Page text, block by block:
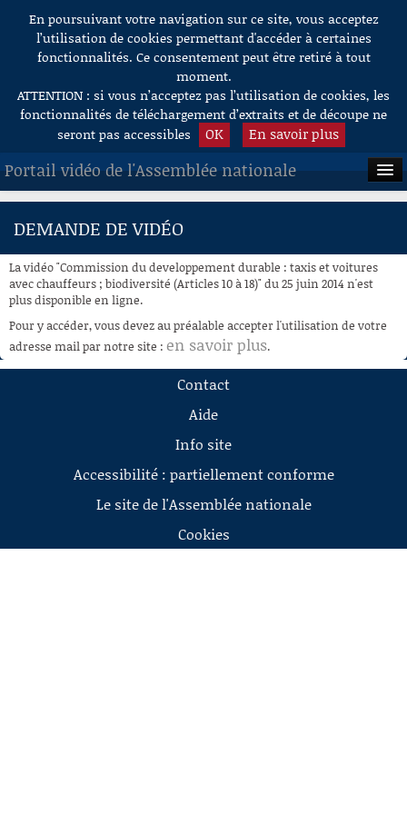
Aller au contenu
En poursuivant votre navigation sur ce site, vous acceptez
l’utilisation de cookies permettant d'accéder à certaines
fonctionnalités. Ce consentement peut être retiré à tout
moment.
ATTENTION : si vous n’acceptez pas l’utilisation de cookies, les
fonctionnalités de téléchargement d’extraits et de découpe ne
seront pas accessibles
OK En savoir plus
Portail vidéo de l'Assemblée nationale
ACCUEIL
À LA DEMANDE
RECHERCHE
AIDE À LA DÉCOUPE
DE VIDÉOS
DEMANDE DE VIDÉO
La vidéo "Commission du developpement durable : taxis et voitures
avec chauffeurs ; biodiversité (Articles 10 à 18)" du 25 juin 2014 n'est
plus disponible en ligne.
Pour y accéder, vous devez au préalable accepter l'utilisation de votre
adresse mail par notre site : en savoir plus.
Contact
Aide
Info site
Accessibilité : partiellement conforme
Le site de l'Assemblée nationale
Cookies